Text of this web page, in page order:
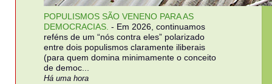
POPULISMOS SÃO VENENO PARA AS
DEMOCRACIAS. - Em 2026, continuamos
reféns de um “nós contra eles” polarizado
entre dois populismos claramente iliberais
(para quem domina minimamente o conceito
de democ...
Há uma hora